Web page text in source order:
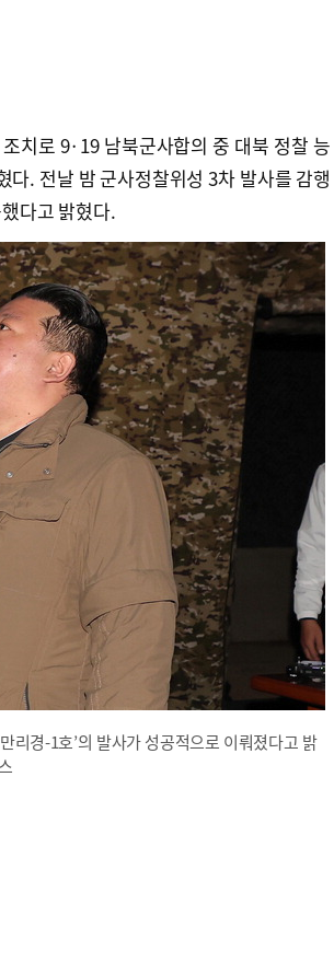
치로 9·19 남북군사합의 중 대북 정찰 능
. 전날 밤 군사정찰위성 3차 발사를 감행
다고 밝혔다.
리경-1호’의 발사가 성공적으로 이뤄졌다고 밝